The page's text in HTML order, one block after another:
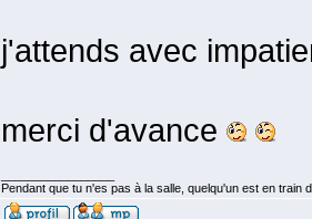
j'attends avec
merci d'avance
Pendant que tu n'es pas à la salle, quelqu'un est en train